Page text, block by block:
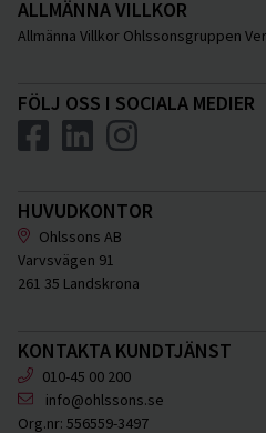
ALLMÄNNA VILLKOR
Allmänna Villkor Ohlssonsgruppen
FÖLJ OSS I SOCIALA MEDIER
HUVUDKONTOR
Ohlssons AB
Varvsvägen 91
261 35 Landskrona
KONTAKTA KUNDTJÄNST
010-45 00 200
info@ohlssons.se
Org.nr: 556559-3497